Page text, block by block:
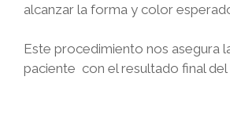
alcanzar la forma y color
Este procedimiento nos asegura
paciente con el resultado final